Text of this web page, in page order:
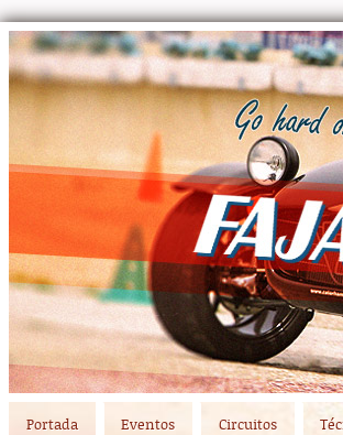
Skip to primary content
Skip to secondary content
Portada Eventos Circuitos